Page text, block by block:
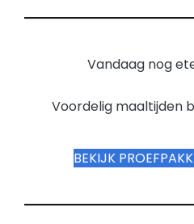
Vandaag nog
Voordelig maaltijden
BEKIJK